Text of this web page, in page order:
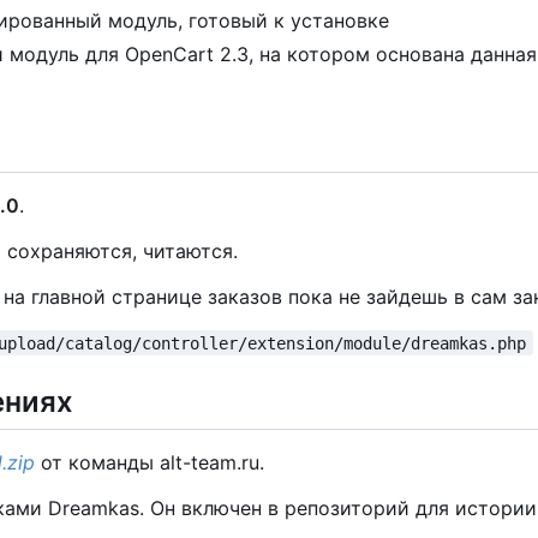
модуль, готовый к установке
для OpenCart 2.3, на котором основана данная
.
читаются.
главной странице заказов пока не зайдешь в сам
catalog/controller/extension/module/dreamkas.php
от команды alt-team.ru.
Dreamkas. Он включен в репозиторий для